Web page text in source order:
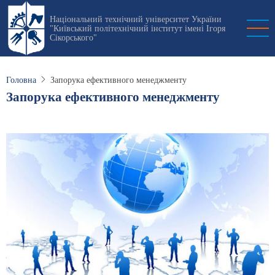
Перейти
основного
вмісту
Національний технічний університет України
"Київський політехнічний інститут імені Ігоря
Сікорського"
Головна Запорука ефективного менеджменту
Запорука ефективного менеджменту